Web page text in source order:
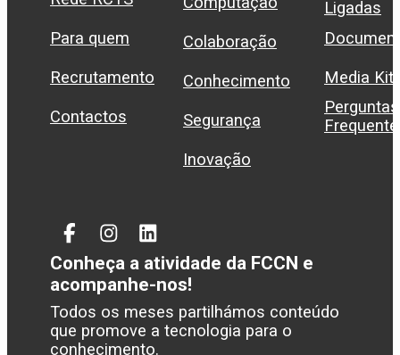
Para quem
Recrutamento
Contactos
Colaboração
Conhecimento
Segurança
Inovação
Ligadas
Media Kit
Perguntas
FacebookInstagram
Linked
In
Conheça a atividade da FCCN e
acompanhe-nos!
Todos os meses partilhámos conteúdo
que promove a tecnologia para o
conhecimento.